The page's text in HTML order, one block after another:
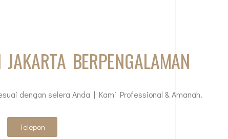
BERPENGALAMAN
dengan selera Anda | Kami Professional & Amanah.
Telepon